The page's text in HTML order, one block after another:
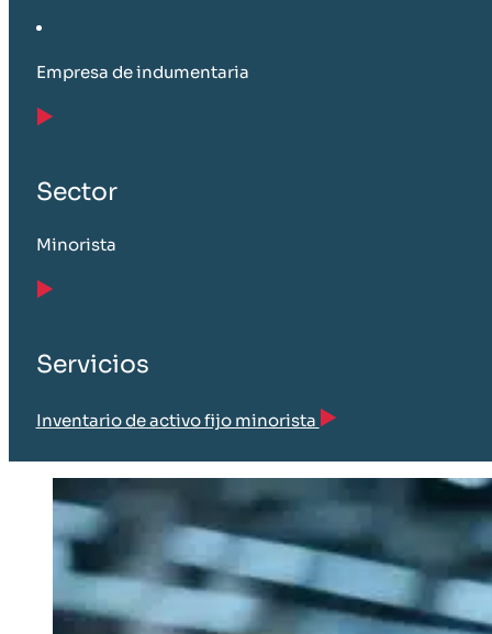
Empresa de indumentaria
Sector
Minorista
Servicios
Inventario de activo fijo minorista